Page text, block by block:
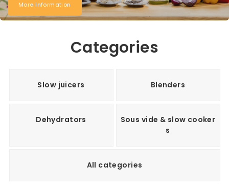
More information
Categories
Slow juicers Blenders
Dehydrators
Sous vide & slow cooker
s
All categories